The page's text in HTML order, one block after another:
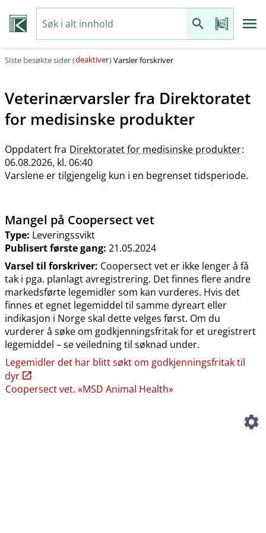
Siste besøkte sider (deaktiver)Varsler forskriver
Veterinærvarsler fra Direktoratet
for medisinske produkter
Oppdatert fra Direktoratet for medisinske produkter:
06.08.2026, kl. 06:40
Varslene er tilgjengelig kun i en begrenset tidsperiode.
Mangel på Coopersect vet
Type: Leveringssvikt
Publisert første gang: 21.05.2024
Varsel til forskriver: Coopersect vet er ikke lenger å få
tak i pga. planlagt avregistrering. Det finnes flere andre
markedsførte legemidler som kan vurderes. Hvis det
finnes et egnet legemiddel til samme dyreart eller
indikasjon i Norge skal dette velges først. Om du
vurderer å søke om godkjenningsfritak for et uregistrert
legemiddel – se veiledning til søknad under.
Legemidler det har blitt søkt om godkjenningsfritak til
dyr
Coopersect vet. «MSD Animal Health»